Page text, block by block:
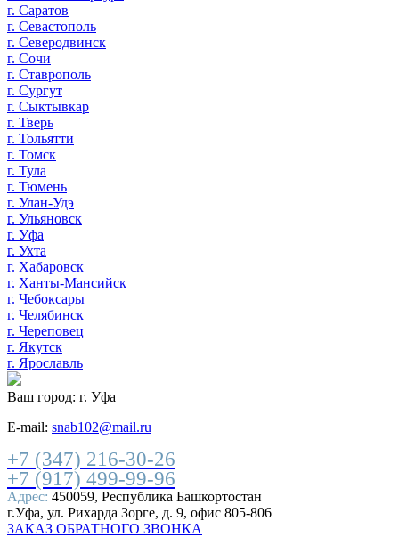
г. Саратов
г. Севастополь
г. Северодвинск
г. Сочи
г. Ставрополь
г. Сургут
г. Сыктывкар
г. Тверь
г. Тольятти
г. Томск
г. Тула
г. Тюмень
г. Улан-Удэ
г. Ульяновск
г. Уфа
г. Ухта
г. Хабаровск
г. Ханты-Мансийск
г. Чебоксары
г. Челябинск
г. Череповец
г. Якутск
г. Ярославль
Ваш город: г. Уфа
E-mail: snab102@mail.ru
+7 (347) 216-30-26
+7 (917) 499-99-96
Адрес: 450059, Республика Башкортостан
г.Уфа, ул. Рихарда Зорге, д. 9, офис 805-806
ЗАКАЗ ОБРАТНОГО ЗВОНКА